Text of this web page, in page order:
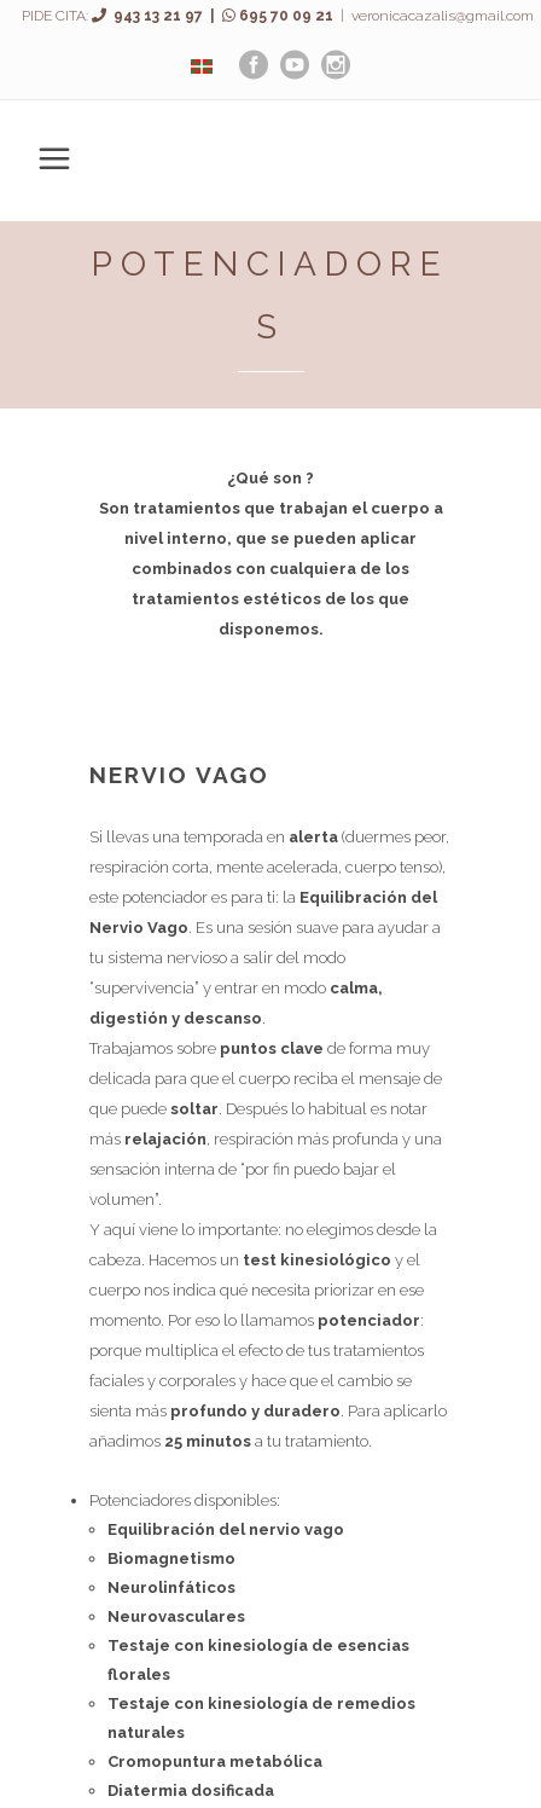
PIDE CITA: 943 13 21 97 | 695 70 09 21 | veronicacazalis@gmail.com
POTENCIADORE
S
¿Qué son ?
Son tratamientos que trabajan el cuerpo a
nivel interno, que se pueden aplicar
combinados con cualquiera de los
tratamientos estéticos de los que
disponemos.
NERVIO VAGO
Si llevas una temporada en alerta (duermes peor,
respiración corta, mente acelerada, cuerpo tenso),
este potenciador es para ti: la Equilibración del
Nervio Vago . Es una sesión suave para ayudar a
tu sistema nervioso a salir del modo
“supervivencia” y entrar en modo calma,
digestión y descanso
Trabajamos sobre puntos clave de forma muy
delicada para que el cuerpo reciba el mensaje de
que puede soltar . Después lo habitual es notar
más relajación , respiración más profunda y una
sensación interna de “por fin puedo bajar el
volumen”.
Y aquí viene lo importante: no elegimos desde la
cabeza. Hacemos un test kinesiológico y el
cuerpo nos indica qué necesita priorizar en ese
momento. Por eso lo llamamos potenciador:
porque multiplica el efecto de tus tratamientos
faciales y corporales y hace que el cambio se
sienta más profundo y duradero . Para aplicarlo
añadimos 25 minutos a tu tratamiento.
Potenciadores disponibles:
Equilibración del nervio vago
Biomagnetismo
Neurolinfáticos
Neurovasculares
Testaje con kinesiología de esencias
florales
Testaje con kinesiología de remedios
naturales
Cromopuntura metabólica
Diatermia dosificada